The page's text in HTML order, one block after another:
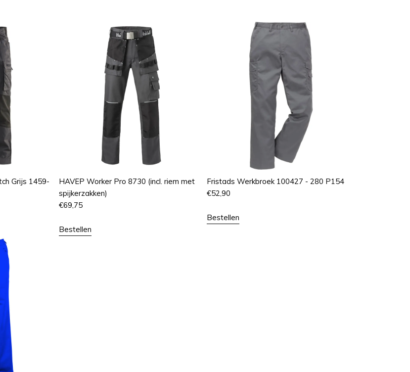
Grijs 1459-
HAVEP Worker Pro 8730 (incl. riem met
spijkerzakken)
€69,75
Bestellen
Fristads Werkbroek 100427 - 280 P154
€52,90
Bestellen